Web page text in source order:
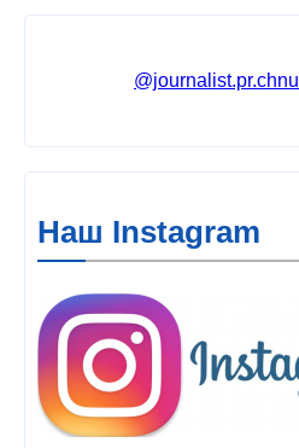
@journalist.pr.chnu
Наш Instagram